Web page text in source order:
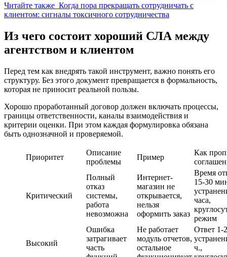
Читайте также Когда пора прекращать сотрудничать с
клиентом: сигналы токсичного сотрудничества
Из чего состоит хороший СЛА между
агентством и клиентом
Перед тем как внедрять такой инструмент, важно понять его
структуру. Без этого документ превращается в формальность,
которая не приносит реальной пользы.
Хорошо проработанный договор должен включать процессы,
границы ответственности, каналы взаимодействия и
критерии оценки. При этом каждая формулировка обязана
быть однозначной и проверяемой.
Приоритет
Описание
проблемы
Пример
Как
Критический
Полный
отказ
системы,
работа
невозможна
Интернет-
магазин не
открывается,
нельзя
оформить заказ
Время
15-30
часа,
режим
Высокий
Ошибка
затрагивает
часть
Не работает
модуль отчетов,
остальное
Ответ 1-
ч.,